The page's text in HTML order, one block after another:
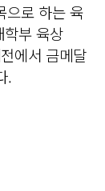
으로 하는 육
부 육상
에서 금메달
.